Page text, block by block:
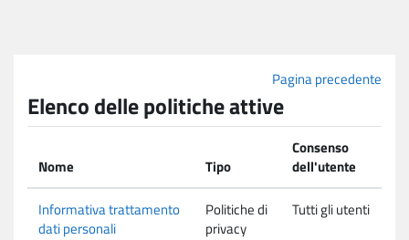
Pagina precedente
Elenco delle politiche attive
Nome Tipo
Consenso
dell'utente
Informativa trattamento
dati personali
Politiche di
privacy
Tutti gli utenti